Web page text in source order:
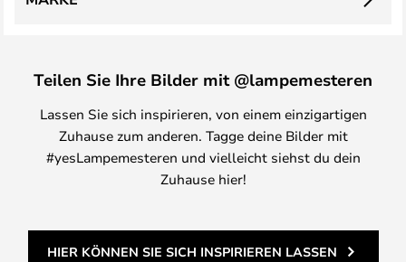
Teilen Sie Ihre Bilder mit @lampemesteren
Lassen Sie sich inspirieren, von einem einzigartigen
Zuhause zum anderen. Tagge deine Bilder mit
#yesLampemesteren und vielleicht siehst du dein
Zuhause hier!
HIER KÖNNEN SIE SICH INSPIRIEREN LASSEN